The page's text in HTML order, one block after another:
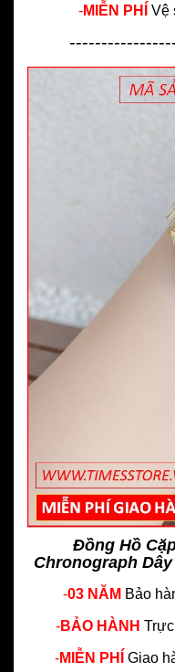
-MIỄN PHÍ Vệ
Đồng Hồ
Chronograph
-03 NĂM Bảo
-BẢO HÀNH
-MIỄN PHÍ Giao